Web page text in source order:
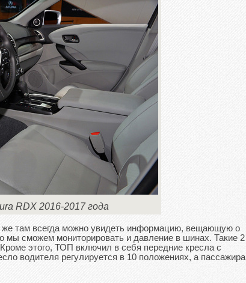
RDX 2016-2017 года
же там всегда можно увидеть информацию, вещающую о
мы сможем мониторировать и давление в шинах. Такие 2
этого, ТОП включил в себя передние кресла с
водителя регулируется в 10 положениях, а пассажира